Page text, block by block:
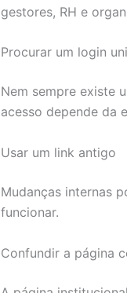
gestores, RH e
Procurar um login
Nem sempre existe
acesso depende da
Usar um link antigo
Mudanças internas
funcionar.
Confundir a página